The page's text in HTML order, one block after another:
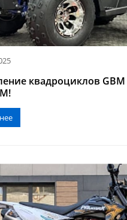
квадроциклов GBM